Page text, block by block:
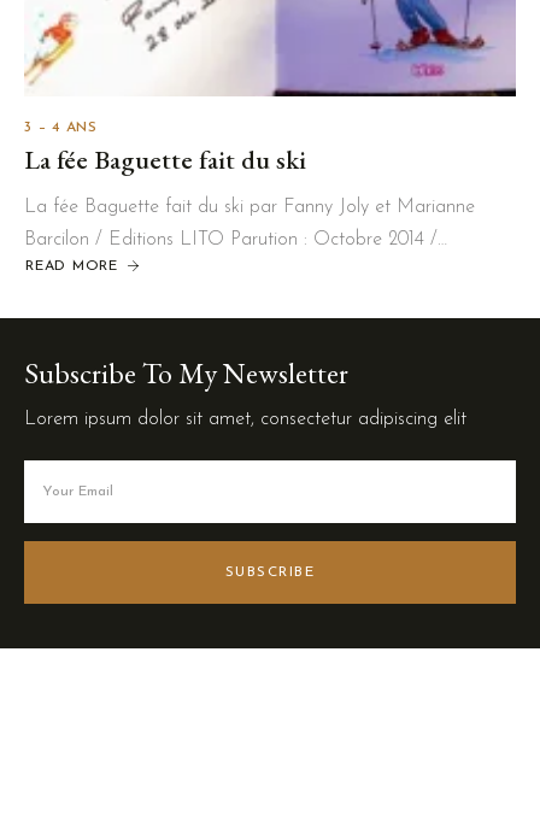
3 – 4 ANS
La fée Baguette fait du ski
La fée Baguette fait du ski par Fanny Joly et Marianne
Barcilon / Editions LITO Parution : Octobre 2014 /…
READ MORE
Subscribe To My Newsletter
Lorem ipsum dolor sit amet, consectetur adipiscing elit
SUBSCRIBE